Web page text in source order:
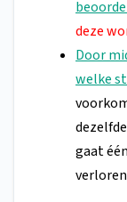
deze
Door
welke
gaat